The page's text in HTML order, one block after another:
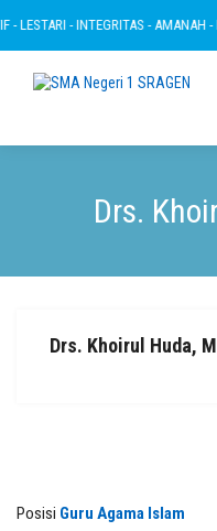
LESTARI - INTEGRITAS - AMANAH -
Drs.
Drs. Khoirul Huda,
Posisi Guru Agama Islam